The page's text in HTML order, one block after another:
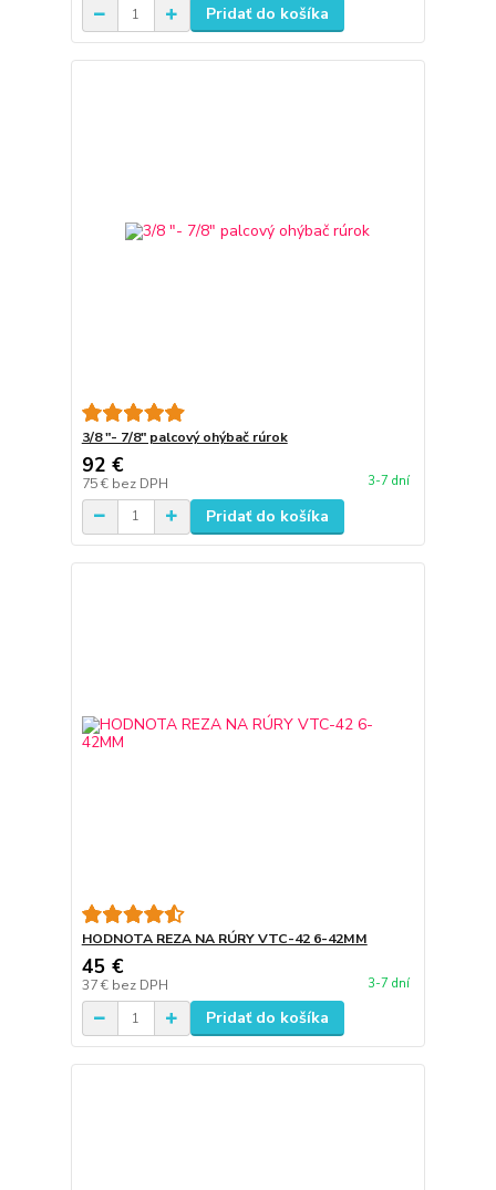
Pridať do košíka
3/8 "- 7/8" palcový ohýbač rúrok
92 €
75 € bez DPH 3-7 dní
Pridať do košíka
HODNOTA REZA NA RÚRY VTC-42 6-42MM
45 €
37 € bez DPH 3-7 dní
Pridať do košíka